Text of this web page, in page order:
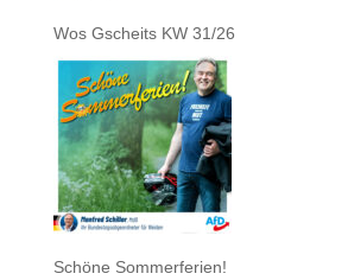
Wos Gscheits KW 31/26
Schöne Sommerferien!